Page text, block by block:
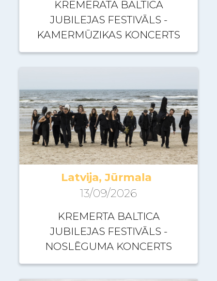
KREMERATA BALTICA
JUBILEJAS FESTIVĀLS -
KAMERMŪZIKAS KONCERTS
Latvija, Jūrmala
13/09/2026
KREMERTA BALTICA
JUBILEJAS FESTIVĀLS -
NOSLĒGUMA KONCERTS